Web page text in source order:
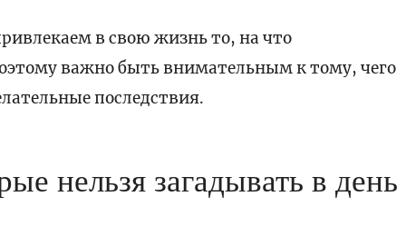
в свою жизнь то, на что
важно быть внимательным к тому, чего
последствия.
нельзя загадывать в день